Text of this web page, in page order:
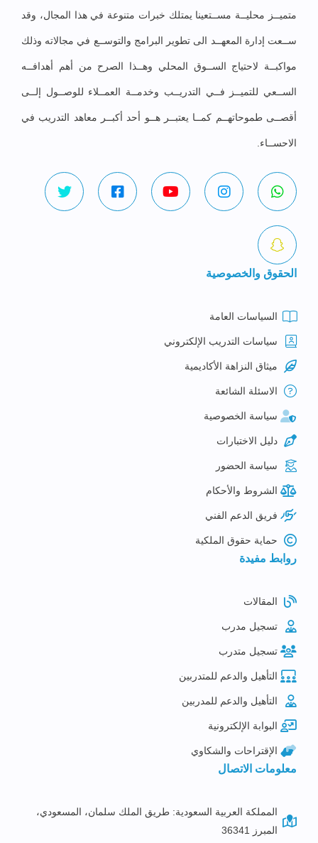
متميــز محليــة مســتعينا يمتلك خبرات متنوعة في هذا المجال، وقد
ســعت إدارة المعهــد الى تطوير البرامج والتوســع في مجالاته وذلك
مواكبــة لاحتياج الســوق المحلي وهــذا الصرح من أهم أهدافــه
الســعي للتميــز فــي التدريــب وخدمــة العمــلاء للوصــول إلــى
أقصــى طموحاتهــم كمــا يعتبــر هــو أحد أكبــر معاهد التدريب في
الاحســاء.
الحقوق والخصوصية
السياسات العامة
سياسات التدريب الإلكتروني
ميثاق النزاهة الأكاديمية
الاسئلة الشائعة
سياسة الخصوصية
دليل الاختبارات
سياسة الحضور
الشروط والأحكام
فريق الدعم الفني
حماية حقوق الملكية
روابط مفيدة
المقالات
تسجيل مدرب
تسجيل متدرب
التأهيل والدعم للمتدربين
التأهيل والدعم للمدربين
البوابة الإلكترونية
الإقتراحات والشكاوي
معلومات الاتصال
المملكة العربية السعودية: طريق الملك سلمان، المسعودي،
المبرز 36341